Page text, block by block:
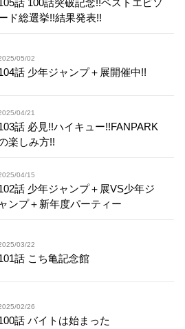
ド総選挙!!結果発表!!
05/02
話 少年ジャンプ＋展開催中!!
04/21
話 必見!!ハイキュー!!FANPARK
楽しみ方!!
04/15
話 少年ジャンプ＋展VS少年ジ
ャンプ＋新年度パーティー
03/22
話 こち亀記念館
02/26
話 バイトは始まった